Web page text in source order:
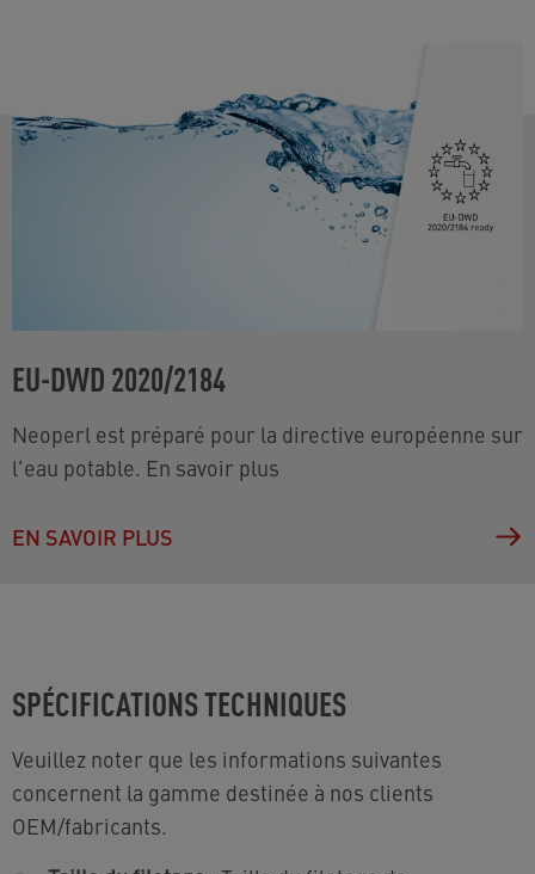
EU-DWD 2020/2184
Neoperl est préparé pour la directive européenne sur
l'eau potable. En savoir plus
EN SAVOIR PLUS
SPÉCIFICATIONS TECHNIQUES
Veuillez noter que les informations suivantes
concernent la gamme destinée à nos clients
OEM/fabricants.